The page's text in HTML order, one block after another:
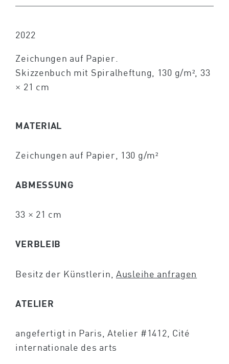
2022
Zeichungen auf Papier.
Skizzenbuch mit Spiralheftung, 130 g/m², 33
× 21 cm
MATERIAL
Zeichungen auf Papier, 130 g/m²
ABMESSUNG
33 × 21 cm
VERBLEIB
Besitz der Künstlerin, Ausleihe anfragen
ATELIER
angefertigt in Paris, Atelier #1412, Cité
internationale des arts